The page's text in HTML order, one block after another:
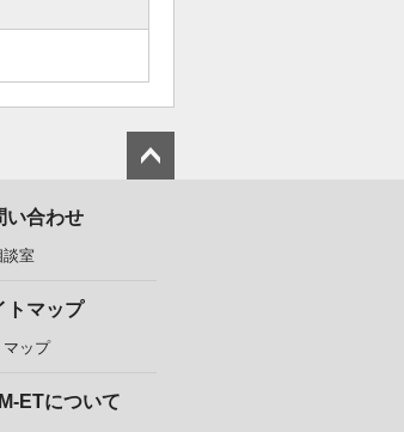
い合わせ
室
トマップ
マップ
ETについて